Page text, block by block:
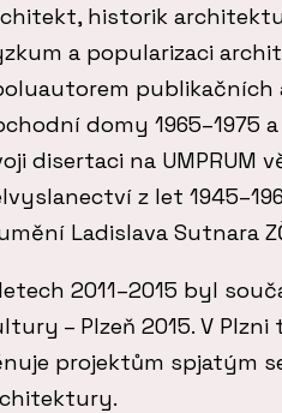
historik
a popularizaci
publikačních
domy 1965–1975
disertaci na UMPRUM
z let
Ladislava Sutnara
2011–2015 byl
– Plzeň 2015. V
projektům spjatým